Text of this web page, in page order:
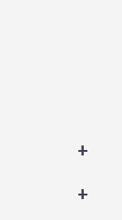
+
+